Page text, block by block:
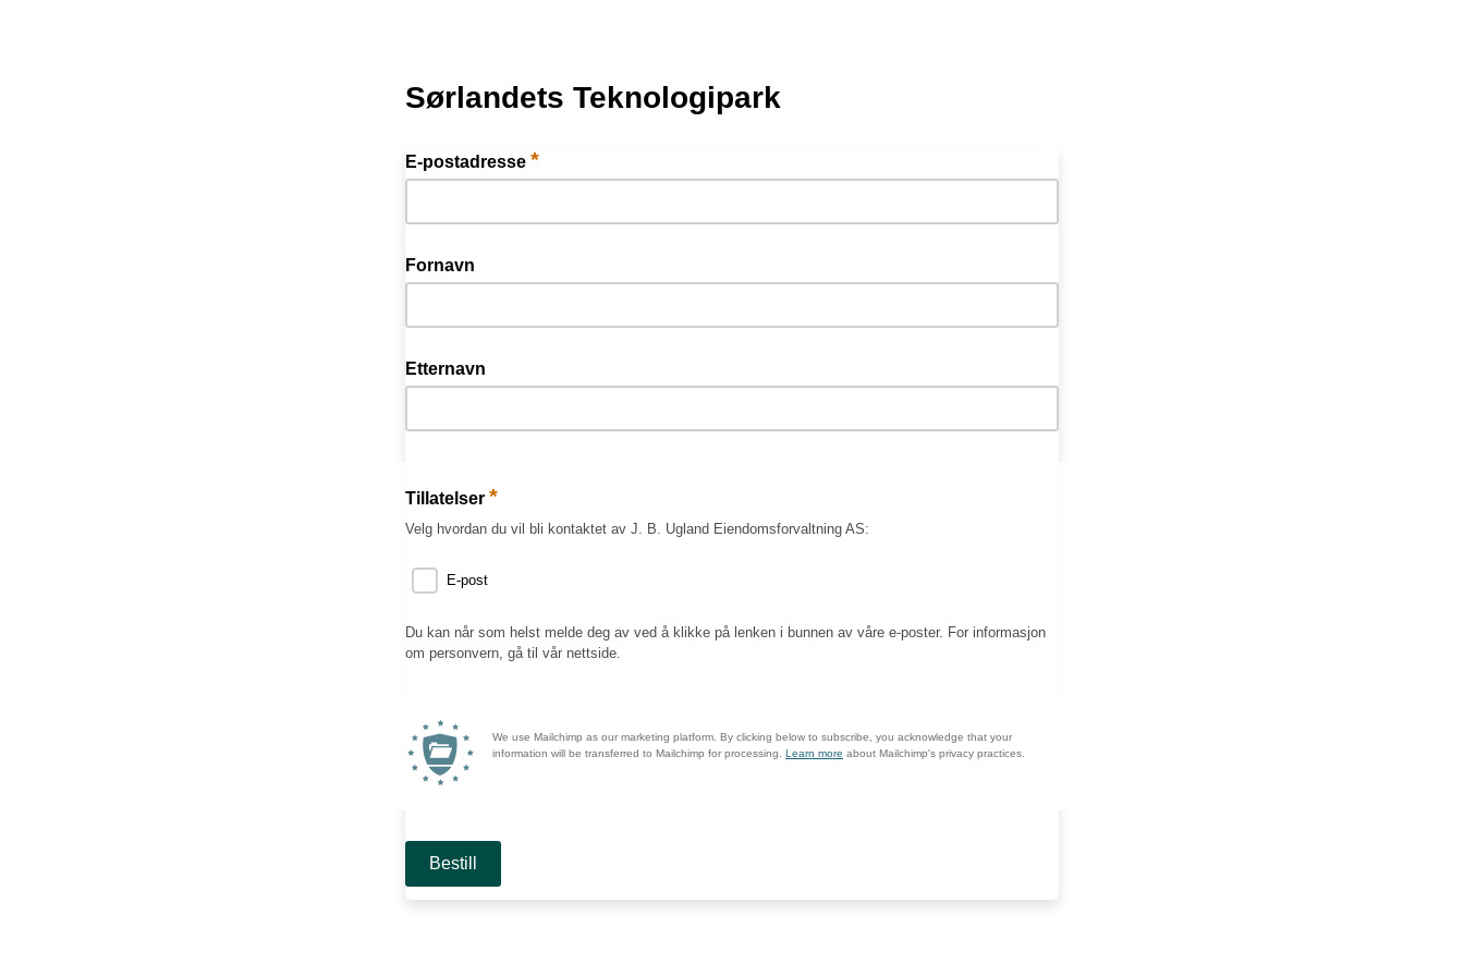
Sørlandets Teknologipark
E-postadresse *
Fornavn
Etternavn
Tillatelser *
Velg hvordan du vil bli kontaktet av J. B. Ugland Eiendomsforvaltning AS:
E-post
Du kan når som helst melde deg av ved å klikke på lenken i bunnen av våre e-poster. For informasjon
om personvern, gå til vår nettside.
We use Mailchimp as our marketing platform. By clicking below to subscribe, you acknowledge that your
information will be transferred to Mailchimp for processing. Learn more about Mailchimp's privacy practices.